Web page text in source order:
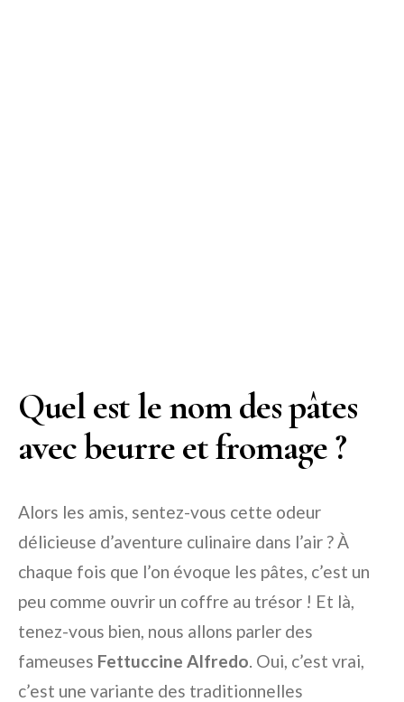
Quel est le nom des pâtes
avec beurre et fromage ?
Alors les amis, sentez-vous cette odeur
délicieuse d’aventure culinaire dans l’air ? À
chaque fois que l’on évoque les pâtes, c’est un
peu comme ouvrir un coffre au trésor ! Et là,
tenez-vous bien, nous allons parler des
fameuses Fettuccine Alfredo. Oui, c’est vrai,
c’est une variante des traditionnelles